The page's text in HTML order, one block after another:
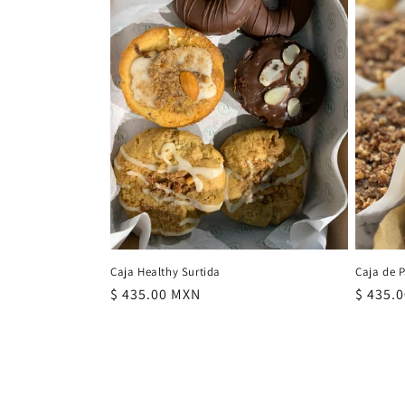
c
i
ó
n
:
Caja Healthy Surtida
Precio
$ 435.00 MXN
Caja de
Precio
$